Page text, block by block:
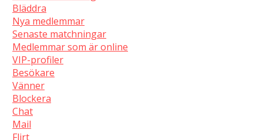
Bläddra
Nya medlemmar
Senaste matchningar
Medlemmar som är online
VIP-profiler
Besökare
Vänner
Blockera
Chat
Mail
Flirt